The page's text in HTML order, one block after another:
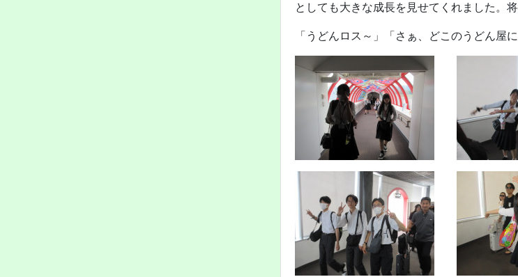
としても大きな成長を見せてくれました。
「うどんロス～」「さぁ、どこのうどん屋